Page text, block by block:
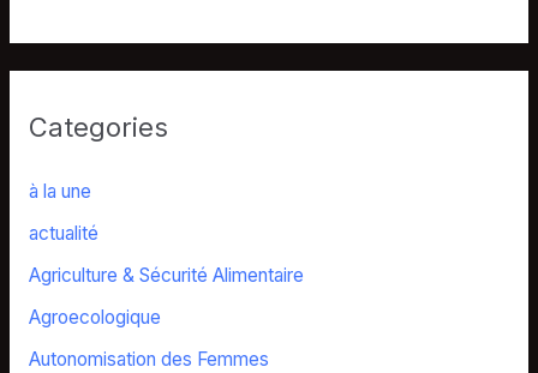
Categories
à la une
actualité
Agriculture & Sécurité Alimentaire
Agroecologique
Autonomisation des Femmes